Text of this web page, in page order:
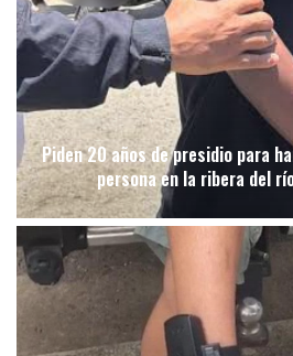
Piden 20 años de presidio para
persona en la ribera del